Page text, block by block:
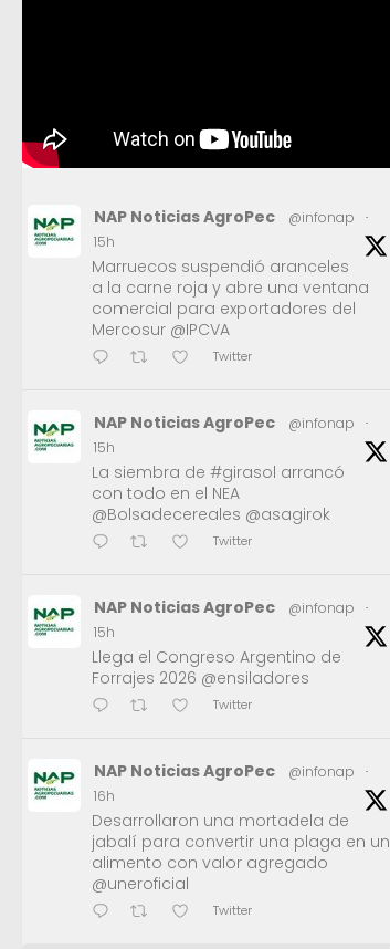
NAP Noticias AgroPec @infonap
·
15h
Marruecos suspendió aranceles
a la carne roja y abre una ventana
comercial para exportadores del
Mercosur @IPCVA
Twitter
NAP Noticias AgroPec @infonap
·
15h
La siembra de #girasol arrancó
con todo en el NEA
@Bolsadecereales @asagirok
Twitter
NAP Noticias AgroPec @infonap
·
15h
Llega el Congreso Argentino de
Forrajes 2026 @ensiladores
Twitter
NAP Noticias AgroPec @infonap
·
16h
Desarrollaron una mortadela de
jabalí para convertir una plaga en un
alimento con valor agregado
@uneroficial
Twitter